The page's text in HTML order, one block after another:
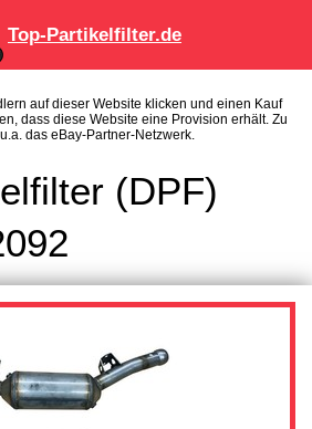
Top-Partikelfilter.de
auf dieser Website klicken und einen Kauf
dass diese Website eine Provision erhält. Zu
das eBay-Partner-Netzwerk.
(DPF)